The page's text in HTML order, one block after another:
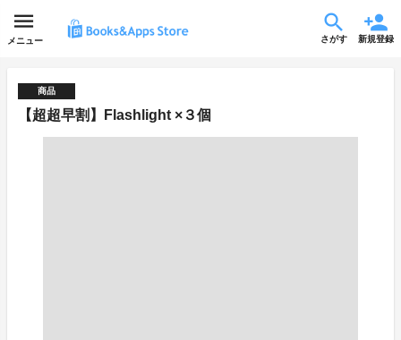
メニュー さがす 新規登録
商品
【超超早割】Flashlight ×３個